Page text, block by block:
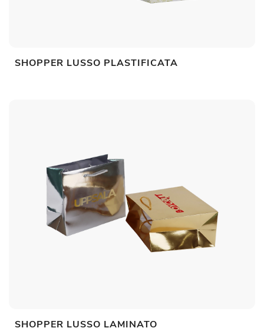
SHOPPER LUSSO PLASTIFICATA
SHOPPER LUSSO LAMINATO